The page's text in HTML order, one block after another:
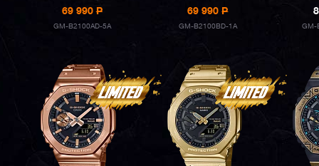
69 990P
GM-B2100AD-5A
69 990P
GM-B2100BD-1A GM-